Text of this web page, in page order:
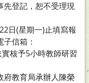
先登記，恕不受理現
日(星期一)止填寫報
信箱：
核予5小時教師研習
府教育局承辦人陳榮